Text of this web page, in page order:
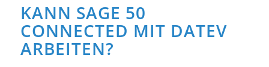
KANN SAGE 50
CONNECTED MIT DATEV
ARBEITEN?